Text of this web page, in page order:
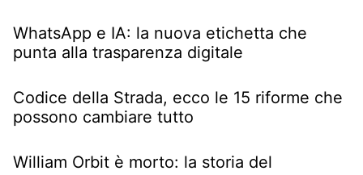
WhatsApp e IA: la nuova etichetta che
punta alla trasparenza digitale
Codice della Strada, ecco le 15 riforme che
possono cambiare tutto
William Orbit è morto: la storia del